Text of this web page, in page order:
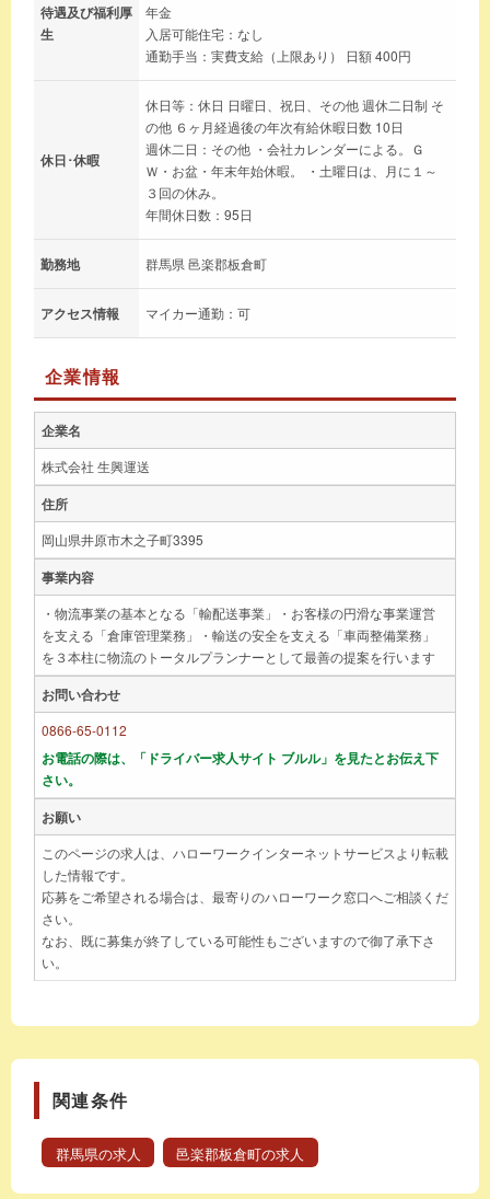
待遇及び福利厚
生
年金
入居可能住宅：なし
通勤手当：実費支給（上限あり） 日額 400円
休日･休暇
休日等：休日 日曜日、祝日、その他 週休二日制 そ
の他 ６ヶ月経過後の年次有給休暇日数 10日
週休二日：その他 ・会社カレンダーによる。Ｇ
Ｗ・お盆・年末年始休暇。 ・土曜日は、月に１～
３回の休み。
年間休日数：95日
勤務地 群馬県 邑楽郡板倉町
アクセス情報 マイカー通勤：可
企業情報
企業名
株式会社 生興運送
住所
岡山県井原市木之子町3395
事業内容
・物流事業の基本となる「輸配送事業」・お客様の円滑な事業運営
を支える「倉庫管理業務」・輸送の安全を支える「車両整備業務」
を３本柱に物流のトータルプランナーとして最善の提案を行います
お問い合わせ
0866-65-0112
お電話の際は、「ドライバー求人サイト ブルル」を見たとお伝え下
さい。
お願い
このページの求人は、ハローワークインターネットサービスより転載
した情報です。
応募をご希望される場合は、最寄りのハローワーク窓口へご相談くだ
さい。
なお、既に募集が終了している可能性もございますので御了承下さ
い。
関連条件
群馬県の求人 邑楽郡板倉町の求人